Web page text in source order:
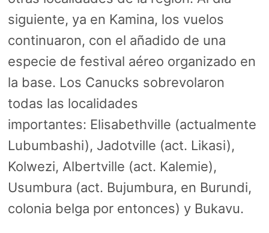
siguiente, ya en Kamina, los vuelos
continuaron, con el añadido de una
especie de festival aéreo organizado en
la base. Los Canucks sobrevolaron
todas las localidades
importantes: Elisabethville (actualmente
Lubumbashi), Jadotville (act. Likasi),
Kolwezi, Albertville (act. Kalemie),
Usumbura (act. Bujumbura, en Burundi,
colonia belga por entonces) y Bukavu.